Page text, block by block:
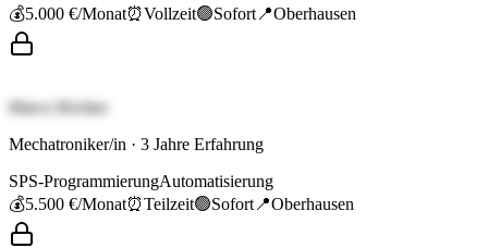
💰5.000 €/Monat⏰Vollzeit🟢Sofort 📍Oberhausen
Marco Richter
Mechatroniker/in · 3 Jahre Erfahrung
SPS-ProgrammierungAutomatisierung
💰5.500 €/Monat⏰Teilzeit🟢Sofort 📍Oberhausen